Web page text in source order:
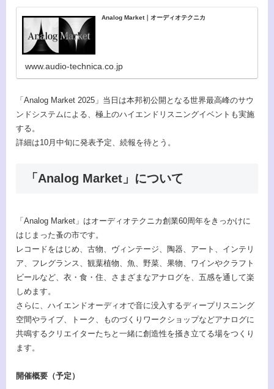
Analog Market｜オーディオテクニカ
www.audio-technica.co.jp
「Analog Market 2025」当日は本邦初公開となる世界最高峰のサウ
ンドシステムによる、極上のハイエンドリスニングイベントも実施
する。
詳細は10月中旬に発表予定、続報を待とう。
「Analog Market」について
「Analog Market」はオーディオテクニカ創業60周年をきっかけに
はじまった蚤の市です。
レコードをはじめ、古物、ヴィンテージ、陶器、アート、インテリ
ア、フレグランス、観葉植物、魚、野菜、果物、ワインやクラフト
ビールなど、衣・食・住、さまざまなアナログを、五感を通して楽
しめます。
さらに、ハイエンドオーディオで音に没入するディープリスニング
空間やライブ、トーク、ものづくりワークショップなどアナログに
共鳴するクリエイターたちと一緒に創造性を掻き立てる場をつくり
ます。
開催概要（予定）